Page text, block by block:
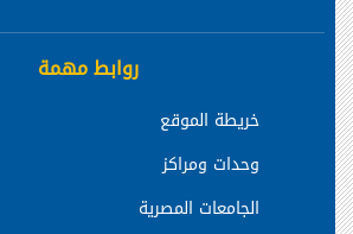
روابط مهمة
خريطة الموقع
وحدات ومراكز
الجامعات المصرية